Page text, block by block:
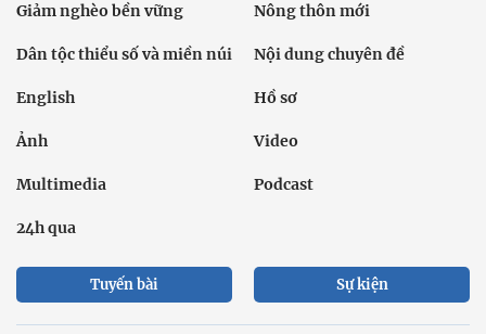
Giảm nghèo bền vững Nông thôn mới
Dân tộc thiểu số và miền núi Nội dung chuyên đề
English Hồ sơ
Ảnh Video
Multimedia Podcast
24h qua
Tuyến bài Sự kiện